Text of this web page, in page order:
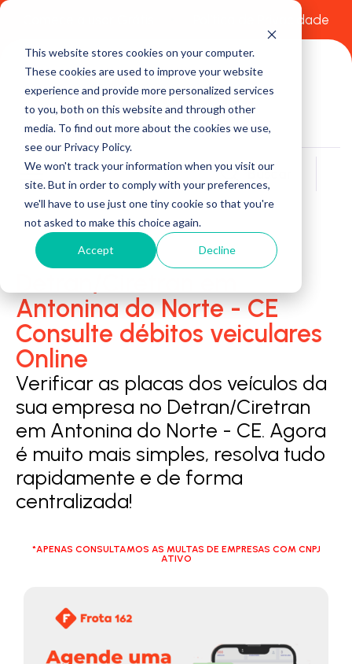
This website stores cookies on your computer.
These cookies are used to improve your website
experience and provide more personalized services
to you, both on this website and through other
media. To find out more about the cookies we use,
see our Privacy Policy.
We won't track your information when you visit our
site. But in order to comply with your preferences,
we'll have to use just one tiny cookie so that you're
not asked to make this choice again.
Accept Decline
Política de Privacidade
Buscar
Antonina do Norte - CE
Consulte débitos veiculares
Online
Verificar as placas dos veículos da
sua empresa no Detran/Ciretran
em Antonina do Norte - CE. Agora
é muito mais simples, resolva tudo
rapidamente e de forma
centralizada!
*APENAS CONSULTAMOS AS MULTAS DE EMPRESAS COM CNPJ
ATIVO